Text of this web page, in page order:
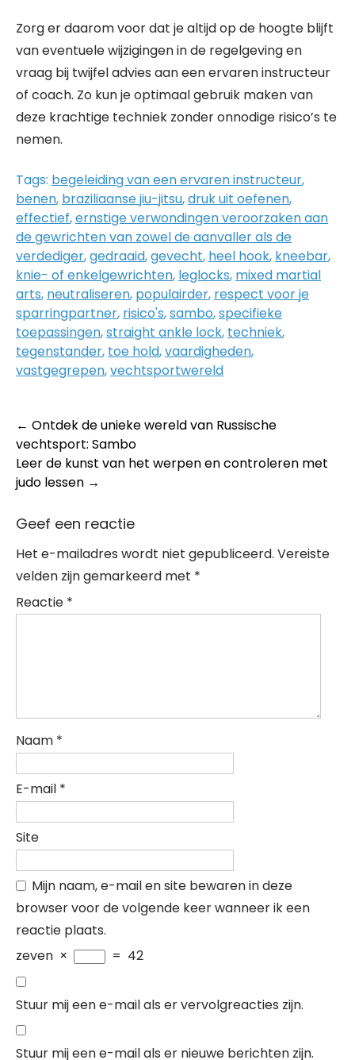
Zorg er daarom voor dat je altijd op de hoogte blijft
van eventuele wijzigingen in de regelgeving en
vraag bij twijfel advies aan een ervaren instructeur
of coach. Zo kun je optimaal gebruik maken van
deze krachtige techniek zonder onnodige risico’s te
nemen.
Tags: begeleiding van een ervaren instructeur,
benen, braziliaanse jiu-jitsu,druk uit oefenen,
effectief,ernstige verwondingen veroorzaken aan
de gewrichten van zowel de aanvaller als de
verdediger,gedraaid,gevecht, heel hook, kneebar,
knie- of enkelgewrichten, leglocks, mixed martial
arts, neutraliseren, populairder, respect voor je
sparringpartner, risico's,sambo,specifieke
toepassingen,straight ankle lock, techniek,
tegenstander, toe hold,vaardigheden,
vastgegrepen,vechtsportwereld
Post
navigation
← Ontdek de unieke wereld van Russische
vechtsport: Sambo
Leer de kunst van het werpen en controleren met
judo lessen →
Geef een reactie
Het e-mailadres wordt niet gepubliceerd. Vereiste
velden zijn gemarkeerd met *
Reactie *
Naam *
E-mail *
Site
Mijn naam, e-mail en site bewaren in deze
browser voor de volgende keer wanneer ik een
reactie plaats.
zeven × = 42
Stuur mij een e-mail als er vervolgreacties zijn.
Stuur mij een e-mail als er nieuwe berichten zijn.